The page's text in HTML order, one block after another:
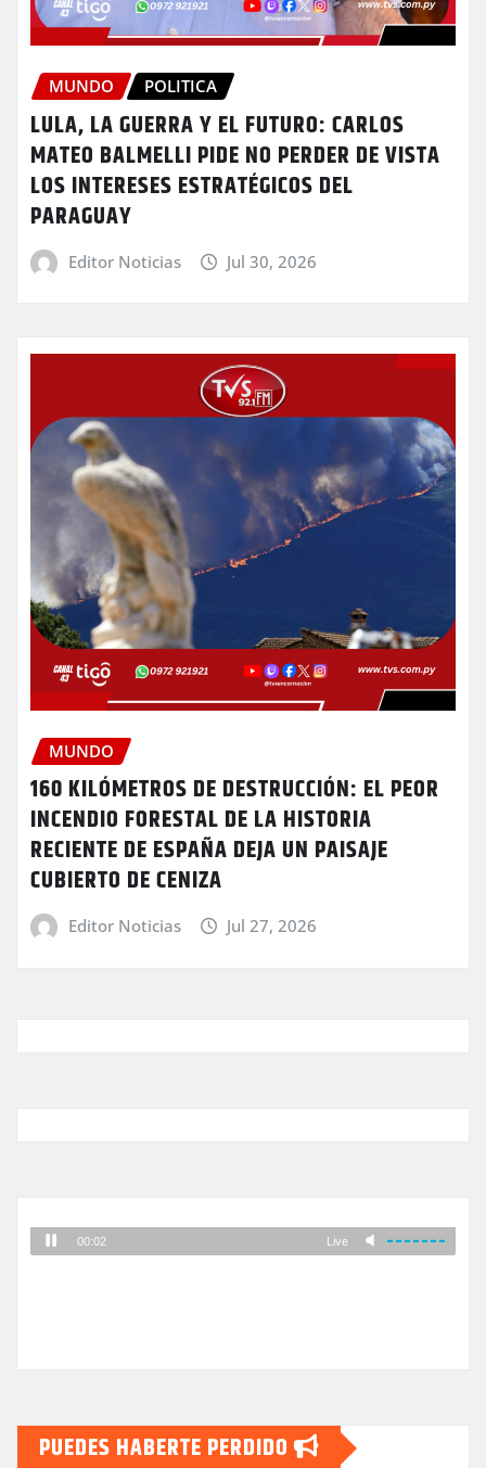
MUNDO POLITICA
LULA, LA GUERRA Y EL FUTURO: CARLOS
MATEO BALMELLI PIDE NO PERDER DE VISTA
LOS INTERESES ESTRATÉGICOS DEL
PARAGUAY
Editor Noticias Jul 30, 2026
MUNDO
160 KILÓMETROS DE DESTRUCCIÓN: EL PEOR
INCENDIO FORESTAL DE LA HISTORIA
RECIENTE DE ESPAÑA DEJA UN PAISAJE
CUBIERTO DE CENIZA
Editor Noticias Jul 27, 2026
PUEDES HABERTE PERDIDO